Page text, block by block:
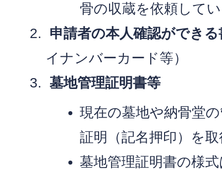
骨の収蔵を依頼して
申請者の本人確認ができる
イナンバーカード等）
墓地管理証明書等
現在の墓地や納骨堂
証明（記名押印）を
墓地管理証明書の様